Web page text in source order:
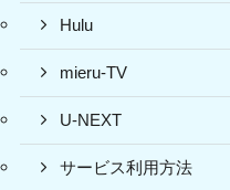
Hulu
mieru-TV
U-NEXT
サービス利用方法